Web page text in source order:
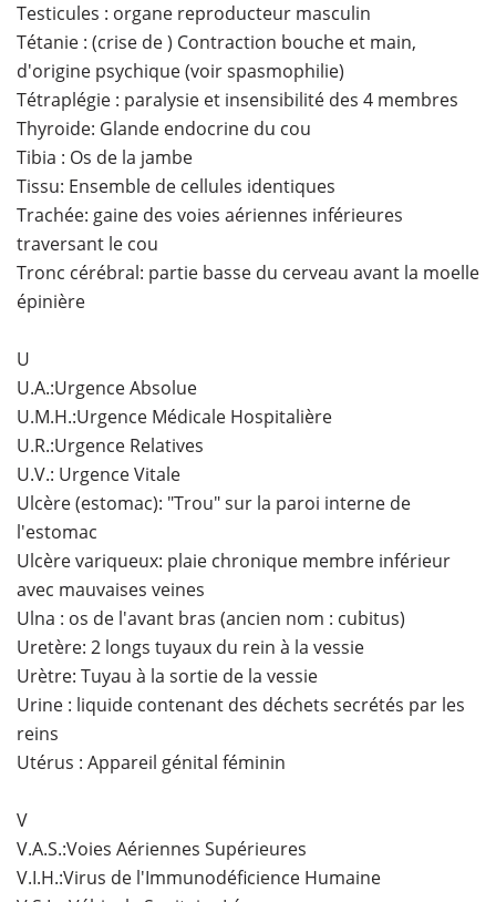
Testicules : organe reproducteur masculin
Tétanie : (crise de ) Contraction bouche et main,
d'origine psychique (voir spasmophilie)
Tétraplégie : paralysie et insensibilité des 4 membres
Thyroide: Glande endocrine du cou
Tibia : Os de la jambe
Tissu: Ensemble de cellules identiques
Trachée: gaine des voies aériennes inférieures
traversant le cou
Tronc cérébral: partie basse du cerveau avant la moelle
épinière
U
U.A.:Urgence Absolue
U.M.H.:Urgence Médicale Hospitalière
U.R.:Urgence Relatives
U.V.: Urgence Vitale
Ulcère (estomac): "Trou" sur la paroi interne de
l'estomac
Ulcère variqueux: plaie chronique membre inférieur
avec mauvaises veines
Ulna : os de l'avant bras (ancien nom : cubitus)
Uretère: 2 longs tuyaux du rein à la vessie
Urètre: Tuyau à la sortie de la vessie
Urine : liquide contenant des déchets secrétés par les
reins
Utérus : Appareil génital féminin
V
V.A.S.:Voies Aériennes Supérieures
V.I.H.:Virus de l'Immunodéficience Humaine